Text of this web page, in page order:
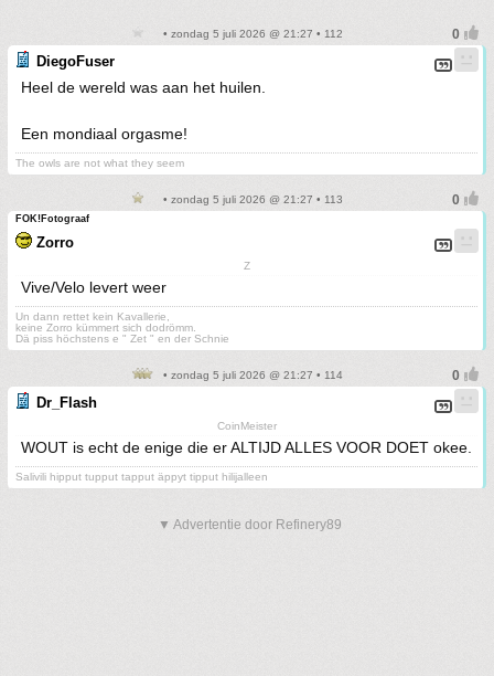
• zondag 5 juli 2026 @ 21:27 • 112
DiegoFuser
Heel de wereld was aan het huilen.
Een mondiaal orgasme!
The owls are not what they seem
• zondag 5 juli 2026 @ 21:27 • 113
FOK!Fotograaf
Zorro
Z
Vive/Velo levert weer
Un dann rettet kein Kavallerie,
keine Zorro kümmert sich dodrömm.
Dä piss höchstens e " Zet " en der Schnie
• zondag 5 juli 2026 @ 21:27 • 114
Dr_Flash
CoinMeister
WOUT is echt de enige die er ALTIJD ALLES VOOR DOET okee.
Salivili hipput tupput tapput äppyt tipput hilijalleen
▼ Advertentie door Refinery89